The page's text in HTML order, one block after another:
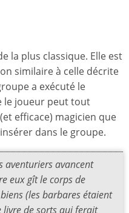
la plus classique. Elle est
similaire à celle décrite
a exécuté le
le joueur peut tout
efficace) magicien que
dans le groupe.
aventuriers avancent
eux gît le corps de
(les barbares étaient
de sorts qui ferait